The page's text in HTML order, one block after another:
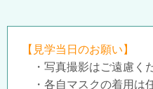
【見学当日のお願い】
・写真撮影はご遠慮く
・各自マスクの着用は